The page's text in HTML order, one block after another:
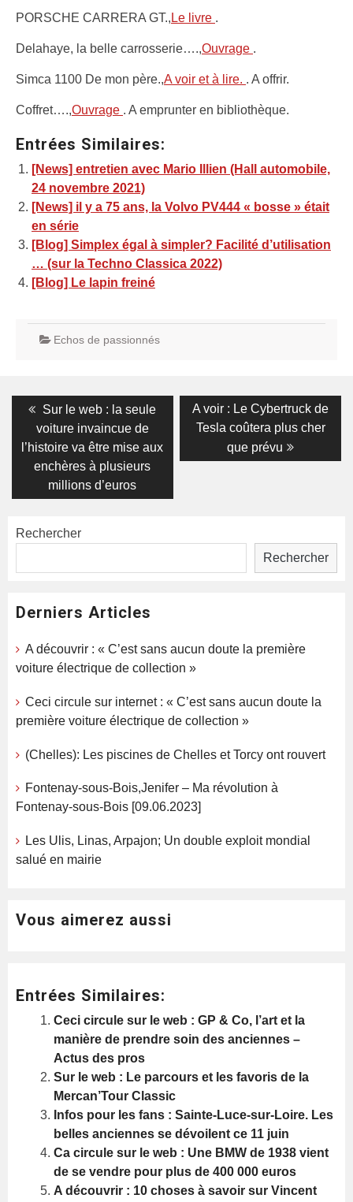
PORSCHE CARRERA GT., Le livre .
Delahaye, la belle carrosserie….,Ouvrage .
Simca 1100 De mon père.,A voir et à lire. . A offrir.
Coffret….,Ouvrage . A emprunter en bibliothèque.
Entrées Similaires:
[News] entretien avec Mario Illien (Hall automobile,
24 novembre 2021)
[News] il y a 75 ans, la Volvo PV444 « bosse » était
en série
[Blog] Simplex égal à simpler? Facilité d’utilisation
… (sur la Techno Classica 2022)
[Blog] Le lapin freiné
Echos de passionnés
Navigation
l’article
Previous
post:
Sur le web : la seule
voiture invaincue de
l’histoire va être mise aux
enchères à plusieurs
millions d’euros
Next
post:
A voir : Le Cybertruck de
Tesla coûtera plus cher
que prévu
Rechercher
Rechercher
Derniers Articles
A découvrir : « C’est sans aucun doute la première
voiture électrique de collection »
Ceci circule sur internet : « C’est sans aucun doute la
première voiture électrique de collection »
(Chelles): Les piscines de Chelles et Torcy ont rouvert
Fontenay-sous-Bois,Jenifer – Ma révolution à
Fontenay-sous-Bois [09.06.2023]
Les Ulis, Linas, Arpajon; Un double exploit mondial
salué en mairie
Vous aimerez aussi
Entrées Similaires:
Ceci circule sur le web : GP & Co, l’art et la
manière de prendre soin des anciennes –
Actus des pros
Sur le web : Le parcours et les favoris de la
Mercan’Tour Classic
Infos pour les fans : Sainte-Luce-sur-Loire. Les
belles anciennes se dévoilent ce 11 juin
Ca circule sur le web : Une BMW de 1938 vient
de se vendre pour plus de 400 000 euros
A découvrir : 10 choses à savoir sur Vincent